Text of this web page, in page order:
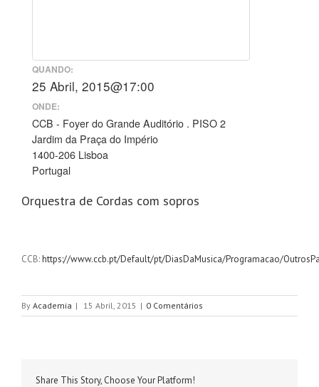
QUANDO:
25 Abril, 2015@17:00
ONDE:
CCB - Foyer do Grande Auditório . PISO 2
Jardim da Praça do Império
1400-206 Lisboa
Portugal
Orquestra de Cordas com sopros
CCB:https://www.ccb.pt/Default/pt/DiasDaMusica/Programacao/
By Academia | 15 Abril, 2015 | 0 Comentários
Share This Story, Choose Your Platform!